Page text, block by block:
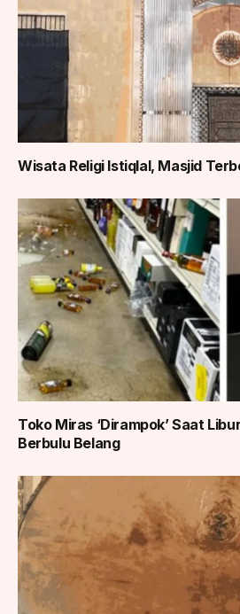
Wisata Religi Istiqlal, Masjid
Toko Miras ‘Dirampok’ Saat
Berbulu Belang